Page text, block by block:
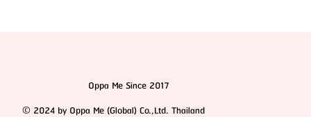
Oppa Me Since 2017
© 2024 by Oppa Me (Global) Co.,Ltd. Thailand